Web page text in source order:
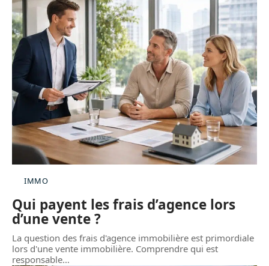
IMMO
Qui payent les frais d’agence lors
d’une vente ?
La question des frais d'agence immobilière est primordiale
lors d'une vente immobilière. Comprendre qui est
responsable…